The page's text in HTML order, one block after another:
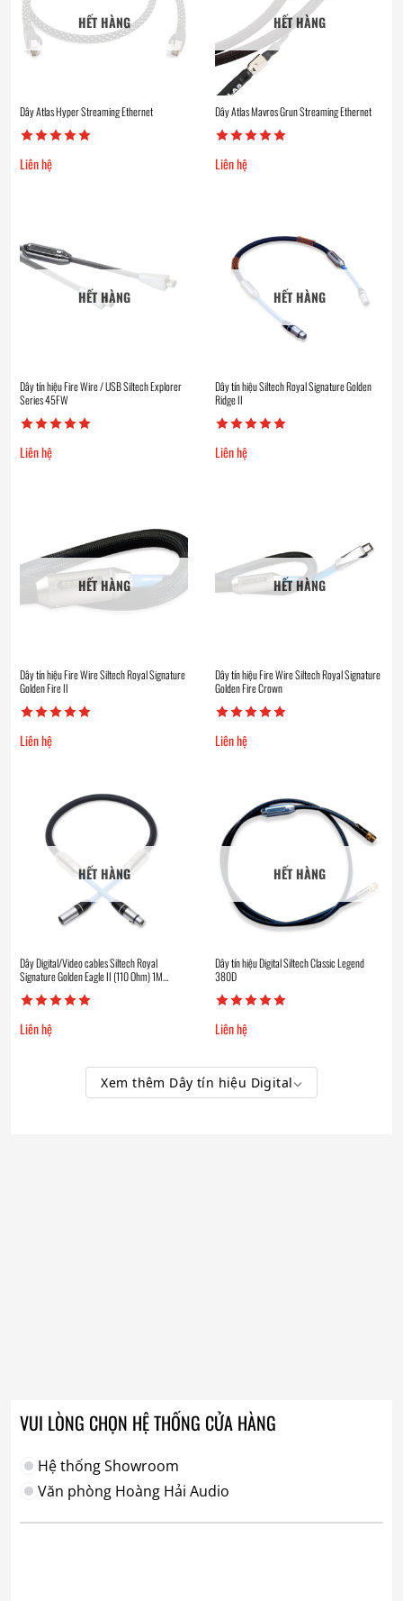
HẾT HÀNG
Dây Atlas Hyper Streaming Ethernet
Liên hệ
HẾT HÀNG
Dây Atlas Mavros Grun Streaming Ethernet
Liên hệ
HẾT HÀNG
Dây tín hiệu Fire Wire / USB Siltech Explorer
Series 45FW
Liên hệ
HẾT HÀNG
Dây tín hiệu Siltech Royal Signature Golden
Ridge II
Liên hệ
HẾT HÀNG
Dây tín hiệu Fire Wire Siltech Royal Signature
Golden Fire II
Liên hệ
HẾT HÀNG
Dây tín hiệu Fire Wire Siltech Royal Signature
Golden Fire Crown
Liên hệ
HẾT HÀNG
Dây Digital/Video cables Siltech Royal
Signature Golden Eagle II (110 Ohm) 1M
Liên hệ
HẾT HÀNG
Dây tín hiệu Digital Siltech Classic Legend
380D
Liên hệ
Xem thêm Dây tín hiệu Digital
VUI LÒNG CHỌN HỆ THỐNG CỬA HÀNG
Hệ thống Showroom
Văn phòng Hoàng Hải Audio